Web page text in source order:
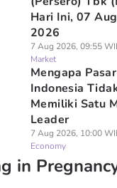
Hari Ini, 07
2026
7 Aug 2026, 09:55
Market
Mengapa
Indonesia
Memiliki Satu
Leader
7 Aug 2026, 10:00
Economy
in